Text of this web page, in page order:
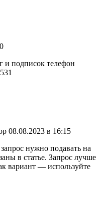
и подписок телефон
08.08.2023 в 16:15
нужно подавать на
в статье. Запрос лучше
вариант — используйте